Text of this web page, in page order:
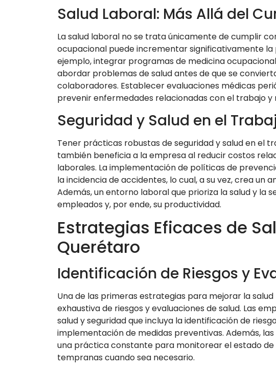
Salud Laboral: Más Allá del
La salud laboral no se trata únicamente de cumplir
ocupacional puede incrementar significativamente
ejemplo, integrar programas de medicina
abordar problemas de salud antes de que se
colaboradores. Establecer evaluaciones médicas
prevenir enfermedades relacionadas con el trabajo
Seguridad y Salud en el
Tener prácticas robustas de seguridad y salud en el
también beneficia a la empresa al reducir costos
laborales. La implementación de políticas de
la incidencia de accidentes, lo cual, a su vez, crea
Además, un entorno laboral que prioriza la salud y la
empleados y, por ende, su productividad.
Estrategias Eficaces de
Querétaro
Identificación de Riesgos y
Una de las primeras estrategias para mejorar la
exhaustiva de riesgos y evaluaciones de salud. Las
salud y seguridad que incluya la identificación de
implementación de medidas preventivas. Además,
una práctica constante para monitorear el estado
tempranas cuando sea necesario.